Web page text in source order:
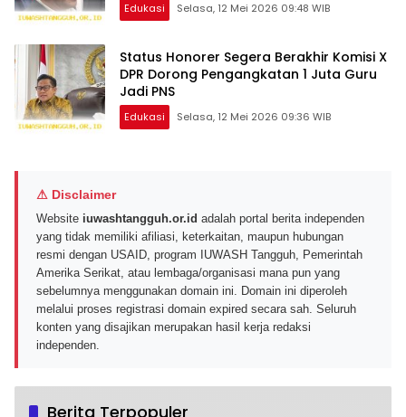
Edukasi Selasa, 12 Mei 2026 09:48 WIB
Status Honorer Segera Berakhir Komisi X
DPR Dorong Pengangkatan 1 Juta Guru
Jadi PNS
Edukasi Selasa, 12 Mei 2026 09:36 WIB
⚠ Disclaimer
Website iuwashtangguh.or.id adalah portal berita independen
yang tidak memiliki afiliasi, keterkaitan, maupun hubungan
resmi dengan USAID, program IUWASH Tangguh, Pemerintah
Amerika Serikat, atau lembaga/organisasi mana pun yang
sebelumnya menggunakan domain ini. Domain ini diperoleh
melalui proses registrasi domain expired secara sah. Seluruh
konten yang disajikan merupakan hasil kerja redaksi
independen.
Berita Terpopuler